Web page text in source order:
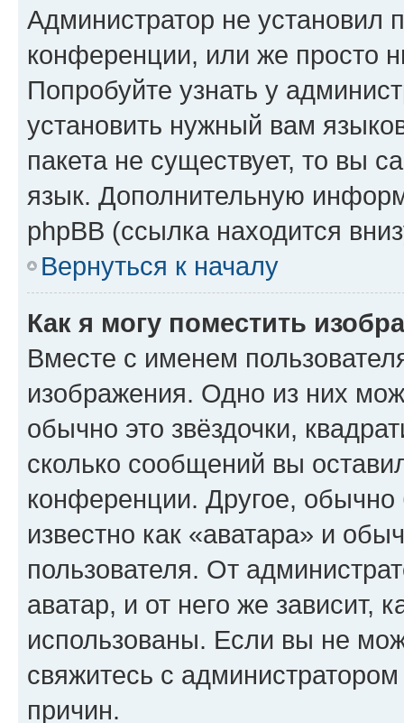
Администратор не установил
конференции, или же просто
Попробуйте узнать у
установить нужный вам
пакета не существует, то вы
язык. Дополнительную
phpBB (ссылка находится
Вернуться к началу
Как я могу поместить
Вместе с именем
изображения. Одно из них
обычно это звёздочки,
сколько сообщений вы
конференции. Другое,
известно как «аватара» и
пользователя. От
аватар, и от него же зависит,
использованы. Если вы не
свяжитесь с
причин.